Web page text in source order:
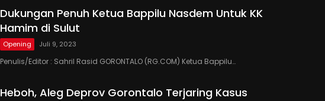
Dukungan Penuh Ketua Bappilu Nasdem Untuk KK
Hamim di Sulut
Opening Juli 9, 2023
Penulis/Editor : Sahril Rasid GORONTALO (RG.COM) Ketua Bappilu…
Heboh, Aleg Deprov Gorontalo Terjaring Kasus